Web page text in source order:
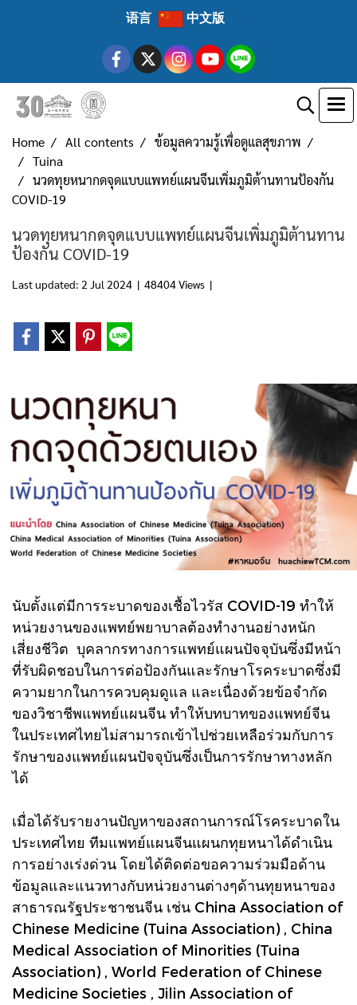
语言 中文版
Home All contents
ข้อมูลความรู้เพื่อดูแลสุขภาพ
Tuina
นวดทุยหนากดจุดแบบแพทย์แผนจีนเพิ่มภูมิต้านทานป้องกัน
COVID-19
นวดทุยหนากดจุดแบบแพทย์แผนจีนเพิ่มภูมิต้านทาน
ป้องกัน COVID-19
Last updated: 2 Jul 2024 | 48404 Views |
นับตั้งแต่มีการระบาดของเชื้อไวรัส COVID-19 ทำให้
หน่วยงานของแพทย์พยาบาลต้องทำงานอย่างหนัก
เสี่ยงชีวิต บุคลากรทางการแพทย์แผนปัจจุบันซึ่งมีหน้า
ที่รับผิดชอบในการต่อป้องกันและรักษาโรคระบาดซึ่งมี
ความยากในการควบคุมดูแล และเนื่องด้วยข้อจำกัด
ของวิชาชีพแพทย์แผนจีน ทำให้บทบาทของแพทย์จีน
ในประเทศไทยไม่สามารถเข้าไปช่วยเหลือร่วมกับการ
รักษาของแพทย์แผนปัจจุบันซึ่งเป็นการรักษาทางหลัก
ได้
เมื่อได้รับรายงานปัญหาของสถานการณ์โรคระบาดใน
ประเทศไทย ทีมแพทย์แผนจีนแผนกทุยหนาได้ดำเนิน
การอย่างเร่งด่วน โดยได้ติดต่อขอความร่วมมือด้าน
ข้อมูลและแนวทางกับหน่วยงานต่างๆด้านทุยหนาของ
สาธารณรัฐประชาชนจีน เช่น China Association of
Chinese Medicine (Tuina Association) , China
Medical Association of Minorities (Tuina
Association) , World Federation of Chinese
Medicine Societies , Jilin Association of